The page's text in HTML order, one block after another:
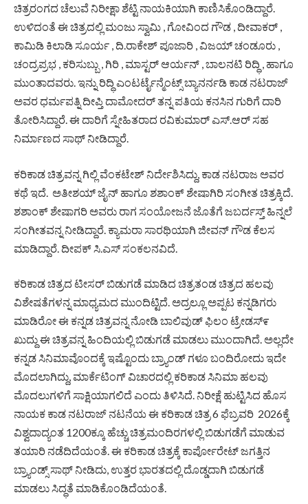
ಚಿತ್ರರಂಗದ ಚೆಲುವೆ ನಿರೀಕ್ಷಾ ಶೆಟ್ಟಿ ನಾಯಕಿಯಾಗಿ ಕಾಣಿಸಿಕೊಂಡಿದ್ದಾರೆ.
ಉಳಿದಂತೆ ಈ ಚಿತ್ರದಲ್ಲಿ ಮಂಜು ಸ್ವಾಮಿ , ಗೋವಿಂದ ಗೌಡ , ದೀವಾಕರ್ ,
ಕಾಮಿಡಿ ಕಿಲಾಡಿ ಸೂರ್ಯ , ದಿ.ರಾಕೇಶ್ ಪೂಜಾರಿ , ವಿಜಯ್ ಚಂಡೂರು ,
ಚಂದ್ರಪ್ರಭ , ಕರಿಸುಬ್ಬು , ಗಿರಿ , ಮಾಸ್ಟರ್ ಆರ್ಯನ್ , ಬಾಲನಟಿ ರಿದ್ಧಿ , ಹಾಗೂ
ಮುಂತಾದವರು. ಇನ್ನು ರಿದ್ಧಿ ಎಂಟರ್ಟೈನ್ಮೆಂಟ್ಸ್ ಬ್ಯಾನರ್ನಡಿ ಕಾಡ ನಟರಾಜ್
ಅವರ ಧರ್ಮಪತ್ನಿ ದೀಪ್ತಿ ದಾಮೋದರ್ ತನ್ನ ಪತಿಯ ಕನಸಿನ ಗುರಿಗೆ ದಾರಿ
ತೋರಿಸಿದ್ದಾರೆ. ಈ ದಾರಿಗೆ ಸ್ನೇಹಿತರಾದ ರವಿಕುಮಾರ್ ಎಸ್.ಆರ್ ಸಹ
ನಿರ್ಮಾಣದ ಸಾಥ್ ನೀಡಿದ್ದಾರೆ.
ಕರಿಕಾಡ ಚಿತ್ರವನ್ನ ಗಿಲ್ಲಿ ವೆಂಕಟೇಶ್ ನಿರ್ದೇಶಿಸಿದ್ದು, ಕಾಡ ನಟರಾಜ ಅವರ
ಕಥೆ ಇದೆ. ಅತೀಶಯ್ ಜೈನ್ ಹಾಗೂ ಶಶಾಂಕ್ ಶೇಷಾಗಿರಿ ಸಂಗೀತ ಚಿತ್ರಕ್ಕಿದೆ.
ಶಶಾಂಕ್ ಶೇಷಾಗರಿ ಅವರು ರಾಗ ಸಂಯೋಜನೆ ಜೊತೆಗೆ ಜಬರ್ದಸ್ತ್ ಹಿನ್ನಲೆ
ಸಂಗೀತವನ್ನ ನೀಡಿದ್ದಾರೆ. ಕ್ಯಾಮರಾ ಸಾರಥಿಯಾಗಿ ಜೀವನ್ ಗೌಡ ಕೆಲಸ
ಮಾಡಿದ್ದಾರೆ. ದೀಪಕ್ ಸಿ.ಎಸ್ ಸಂಕಲನವಿದೆ.
ಕರಿಕಾಡ ಚಿತ್ರದ ಟೀಸರ್ ಬಿಡುಗಡೆ ಮಾಡಿದ ಚಿತ್ರತಂಡ ಚಿತ್ರದ ಹಲವು
ವಿಶೇಷತೆಗಳನ್ನ ಮಾಧ್ಯಮದ ಮುಂದಿಟ್ಟಿದೆ. ಅದ್ರಲ್ಲೂ ಅಪ್ಪಟ ಕನ್ನಡಿಗರು
ಮಾಡಿರೋ ಈ ಕನ್ನಡ ಚಿತ್ರವನ್ನ ನೋಡಿ ಬಾಲಿವುಡ್ ಫಿಲಂ ಟ್ರೇಡಸ್೯
ಖುದ್ದು ಈ ಚಿತ್ರವನ್ನ ಹಿಂದಿಯಲ್ಲಿ ಬಿಡುಗಡೆ ಮಾಡಲು ಮುಂದಾಗಿದೆ. ಅಲ್ಲದೇ
ಕನ್ನಡ ಸಿನಿಮಾವೊಂದಕ್ಕೆ ಇಷ್ಟೊಂದು ಬ್ರ್ಯಾಂಡ್ ಗಳೂ ಬಂದಿರೋದು ಇದೇ
ಮೊದಲಾಗಿದ್ದು, ಮಾರ್ಕೆಟಿಂಗ್ ವಿಚಾರದಲ್ಲಿ ಕರಿಕಾಡ ಸಿನಿಮಾ ಹಲವು
ಮೊದಲುಗಳಿಗೆ ಸಾಕ್ಷಿಯಾಗಲಿದೆ ಎಂದು ತಿಳಿಸಿದೆ. ನಿರೀಕ್ಷೆ ಹುಟ್ಟಿಸಿದ ಹೊಸ
ನಾಯಕ ಕಾಡ ನಟರಾಜ್ ನಟನೆಯ ಈ ಕರಿಕಾಡ ಚಿತ್ರ 6 ಫೆಬ್ರವರಿ 2026ಕ್ಕೆ
ವಿಶ್ವದಾದ್ಯಂತ 1200ಕ್ಕೂ ಹೆಚ್ಚು ಚಿತ್ರಮಂದಿರಗಳಲ್ಲಿ ಬಿಡುಗಡೆಗೆ ಮಾಡುವ
ತಯಾರಿ ನಡೆದಿದೆಯಂತೆ. ಈ ಕರಿಕಾಡ ಚಿತ್ರಕ್ಕೆ ಕಾರ್ಪೋರೇಟ್ ಜಗತ್ತಿನ
ಬ್ರ್ಯಾಂಡ್ಸ್ ಸಾಥ್ ನೀಡಿದು, ಉತ್ತರ ಭಾರತದಲ್ಲಿ ದೊಡ್ಡದಾಗಿ ಬಿಡುಗಡೆ
ಮಾಡಲು ಸಿದ್ಧತೆ ಮಾಡಿಕೊಂಡಿದೆಯಂತೆ.